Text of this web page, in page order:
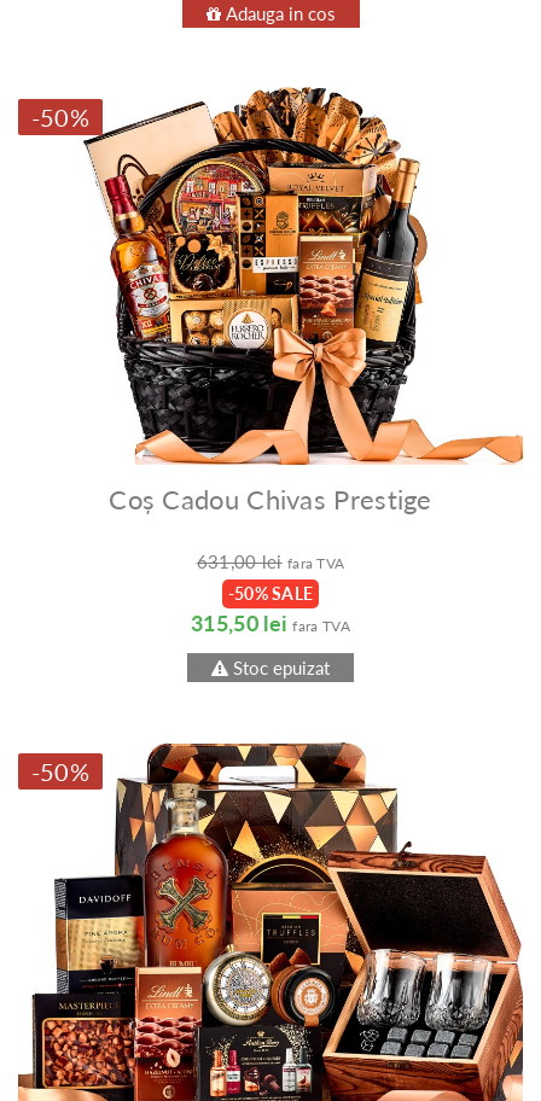
Adauga in cos
-50%
Coș Cadou Chivas Prestige
631,00 lei fara TVA
-50% SALE
315,50 lei fara TVA
Stoc epuizat
-50%